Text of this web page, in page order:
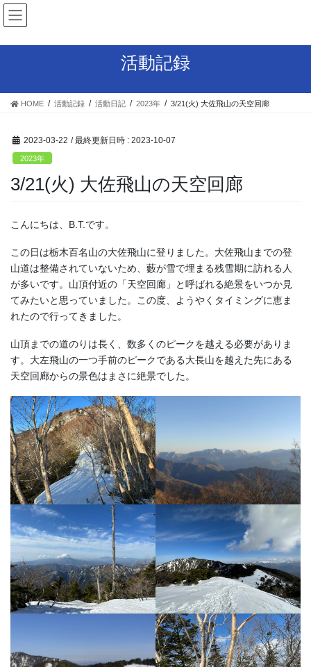
コ
ン
ス
ナ
ビ
ン
活動記録
HOME 活動記録 活動日記 2023年 3/21(火) 大佐飛山の天空回廊
2023-03-22 / 最終更新日時 : 2023-10-07
2023年
3/21(火) 大佐飛山の天空回廊
こんにちは、B.T.です。
この日は栃木百名山の大佐飛山に登りました。大佐飛山までの登
山道は整備されていないため、藪が雪で埋まる残雪期に訪れる人
が多いです。山頂付近の「天空回廊」と呼ばれる絶景をいつか見
てみたいと思っていました。この度、ようやくタイミングに恵ま
れたので行ってきました。
山頂までの道のりは長く、数多くのピークを越える必要がありま
す。大左飛山の一つ手前のピークである大長山を越えた先にある
天空回廊からの景色はまさに絶景でした。